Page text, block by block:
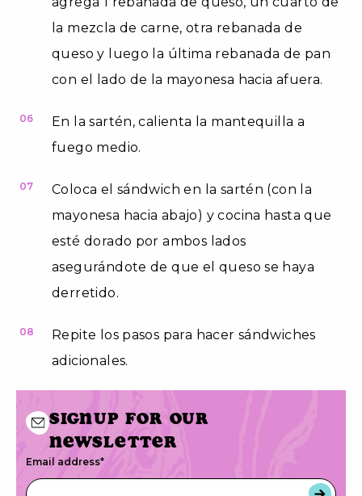
la mezcla de carne, otra rebanada de
queso y luego la última rebanada de pan
con el lado de la mayonesa hacia afuera.
06
En la sartén, calienta la mantequilla a
fuego medio.
07
Coloca el sándwich en la sartén (con la
mayonesa hacia abajo) y cocina hasta que
esté dorado por ambos lados
asegurándote de que el queso se haya
derretido.
08
Repite los pasos para hacer sándwiches
adicionales.
Signup for our
newsletter
Email address*